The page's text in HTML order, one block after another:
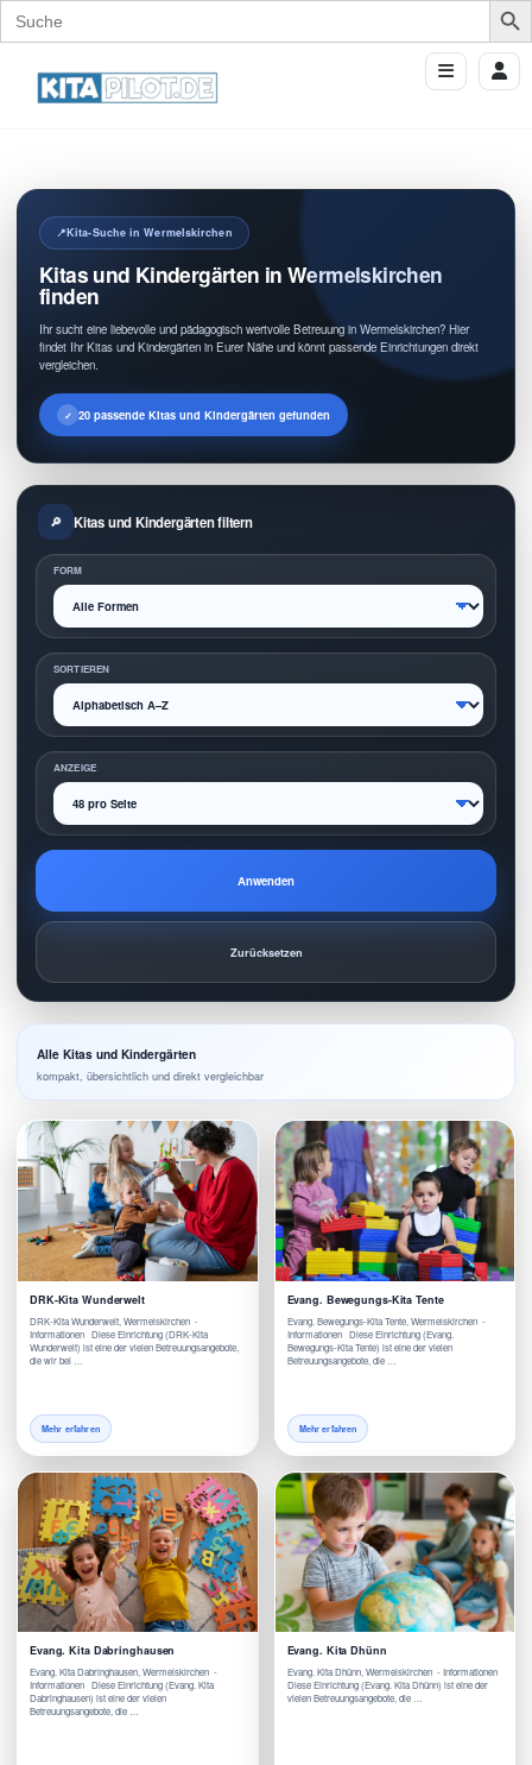
Search
for:
Kita-Suche in Wermelskirchen
Kitas und Kindergärten in Wermelskirchen
finden
Ihr sucht eine liebevolle und pädagogisch wertvolle Betreuung in Wermelskirchen? Hier
findet Ihr Kitas und Kindergärten in Eurer Nähe und könnt passende Einrichtungen direkt
vergleichen.
20 passende Kitas und Kindergärten gefunden
Kitas und Kindergärten filtern
FORM
SORTIEREN
ANZEIGE
Anwenden
Zurücksetzen
Alle Kitas und Kindergärten
kompakt, übersichtlich und direkt vergleichbar
DRK-Kita Wunderwelt
DRK-Kita Wunderwelt, Wermelskirchen -
Informationen Diese Einrichtung (DRK-Kita
Wunderwelt) ist eine der vielen Betreuungsangebote,
die wir bei …
Mehr erfahren
Evang. Bewegungs-Kita Tente
Evang. Bewegungs-Kita Tente, Wermelskirchen -
Informationen Diese Einrichtung (Evang.
Bewegungs-Kita Tente) ist eine der vielen
Betreuungsangebote, die …
Mehr erfahren
Evang. Kita Dabringhausen
Evang. Kita Dabringhausen, Wermelskirchen -
Informationen Diese Einrichtung (Evang. Kita
Dabringhausen) ist eine der vielen
Betreuungsangebote, die …
Evang. Kita Dhünn
Evang. Kita Dhünn, Wermelskirchen - Informationen
Diese Einrichtung (Evang. Kita Dhünn) ist eine der
vielen Betreuungsangebote, die …